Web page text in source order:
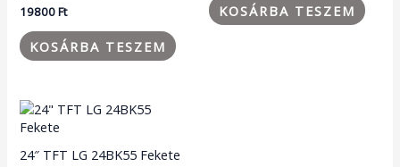
19800Ft
KOSÁRBA TESZEM
KOSÁRBA TESZEM
24″ TFT LG 24BK55 Fekete